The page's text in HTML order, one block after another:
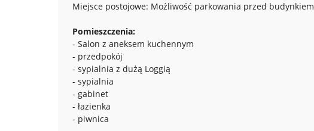
Miejsce postojowe: Możliwość parkowania przed budynkiem
Pomieszczenia:
- Salon z aneksem kuchennym
- przedpokój
- sypialnia z dużą Loggią
- sypialnia
- gabinet
- łazienka
- piwnica